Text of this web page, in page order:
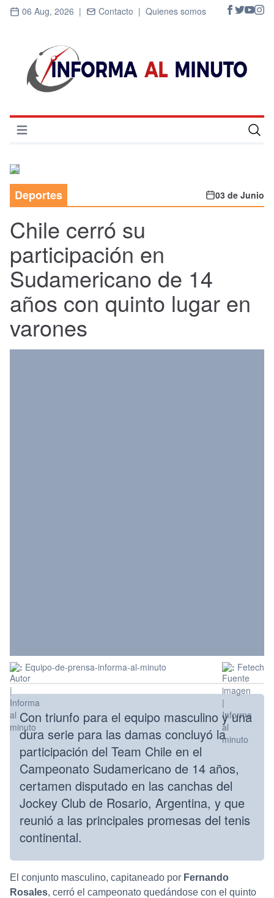
06 Aug, 2026 | Contacto | Quienes somos
Abrir menú
Deportes
Economía
Entrevistas
Nacional
Política
Deportes 03 de Junio
Chile cerró su
participación en
Sudamericano de 14
años con quinto lugar en
varones
: Equipo-de-prensa-informa-al-minuto : Fetech
Con triunfo para el equipo masculino y una
dura serie para las damas concluyó la
participación del Team Chile en el
Campeonato Sudamericano de 14 años,
certamen disputado en las canchas del
Jockey Club de Rosario, Argentina, y que
reunió a las principales promesas del tenis
continental.
El conjunto masculino, capitaneado por Fernando
Rosales, cerró el campeonato quedándose con el quinto